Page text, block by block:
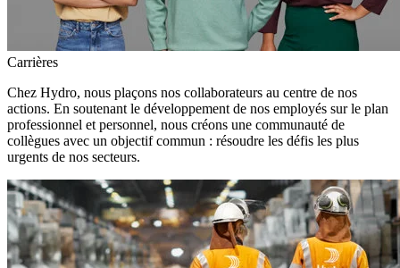
Carrières
Chez Hydro, nous plaçons nos collaborateurs au centre de nos
actions. En soutenant le développement de nos employés sur le plan
professionnel et personnel, nous créons une communauté de
collègues avec un objectif commun : résoudre les défis les plus
urgents de nos secteurs.